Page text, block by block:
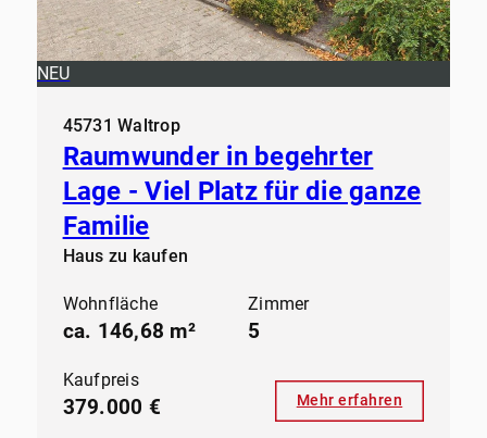
NEU
45731 Waltrop
Raumwunder in begehrter
Lage - Viel Platz für die ganze
Familie
Haus zu kaufen
Wohnfläche
ca. 146,68 m²
Zimmer
5
Kaufpreis
379.000 € Mehr erfahren